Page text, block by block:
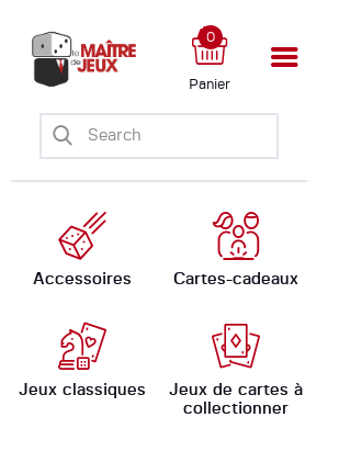
Panier
0
Accessoires Cartes-cadeaux
Jeux classiques
Jeux de cartes à
collectionner
Accueil
Boutique
Ateliers
Évènements
Ludomate